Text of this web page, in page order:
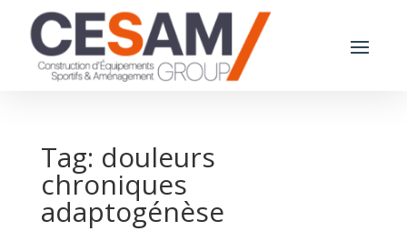
Tag: douleurs
chroniques
adaptogénèse